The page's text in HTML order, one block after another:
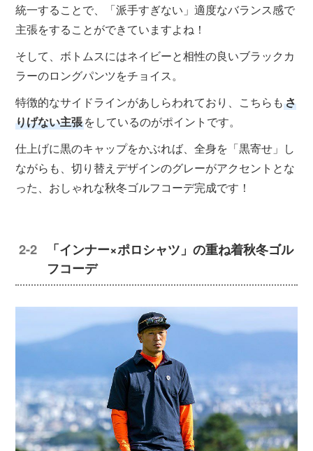
統一することで、「派手すぎない」適度なバランス感で
主張をすることができていますよね！
そして、ボトムスにはネイビーと相性の良いブラックカ
ラーのロングパンツをチョイス。
特徴的なサイドラインがあしらわれており、こちらもさ
りげない主張をしているのがポイントです。
仕上げに黒のキャップをかぶれば、全身を「黒寄せ」し
ながらも、切り替えデザインのグレーがアクセントとな
った、おしゃれな秋冬ゴルフコーデ完成です！
「インナー×ポロシャツ」の重ね着秋冬ゴル
フコーデ